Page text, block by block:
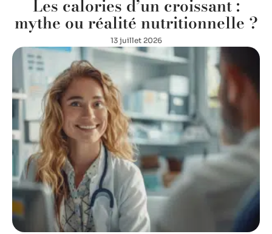
Les calories d’un croissant :
mythe ou réalité nutritionnelle ?
13 juillet 2026